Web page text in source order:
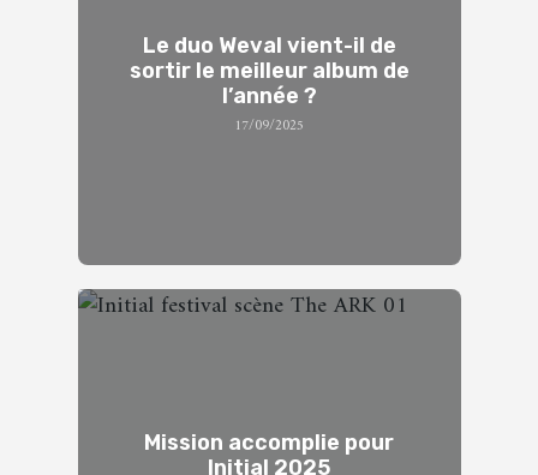
Le duo Weval vient-il de
sortir le meilleur album de
l’année ?
17/09/2025
Mission accomplie pour
Initial 2025